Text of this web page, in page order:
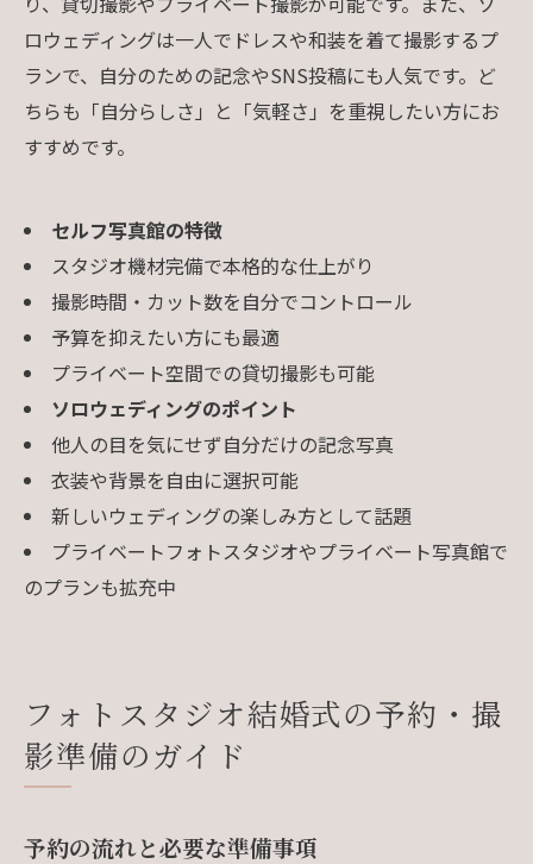
ロウェディングは一人でドレスや和装を着て撮影するプ
ランで、自分のための記念やSNS投稿にも人気です。ど
ちらも「自分らしさ」と「気軽さ」を重視したい方にお
すすめです。
セルフ写真館の特徴
スタジオ機材完備で本格的な仕上がり
撮影時間・カット数を自分でコントロール
予算を抑えたい方にも最適
プライベート空間での貸切撮影も可能
ソロウェディングのポイント
他人の目を気にせず自分だけの記念写真
衣装や背景を自由に選択可能
新しいウェディングの楽しみ方として話題
プライベートフォトスタジオやプライベート写真館で
のプランも拡充中
フォトスタジオ結婚式の予約・撮
影準備のガイド
予約の流れと必要な準備事項